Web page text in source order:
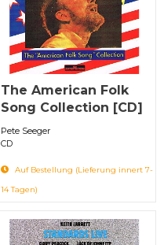
The American Folk
Song Collection [CD]
Pete Seeger
CD
Auf Bestellung (Lieferung innert 7-
14 Tagen)